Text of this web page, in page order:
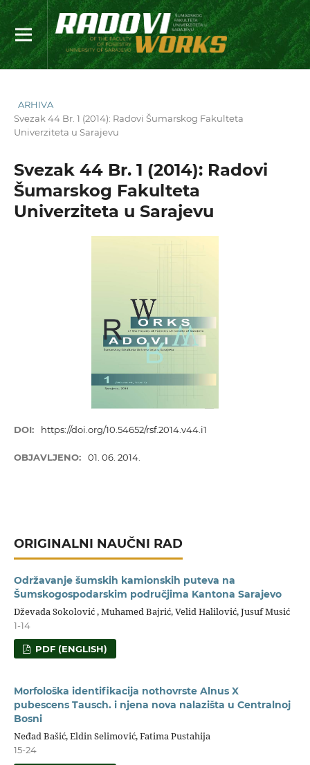
ARHIVA
Svezak 44 Br. 1 (2014): Radovi Šumarskog Fakulteta
Univerziteta u Sarajevu
Svezak 44 Br. 1 (2014): Radovi
Šumarskog Fakulteta
Univerziteta u Sarajevu
DOI: https://doi.org/10.54652/rsf.2014.v44.i1
OBJAVLJENO: 01. 06. 2014.
ORIGINALNI NAUČNI RAD
Održavanje šumskih kamionskih puteva na
Šumskogospodarskim područjima Kantona Sarajevo
Dževada Sokolović , Muhamed Bajrić, Velid Halilović, Jusuf Musić
1-14
PDF (ENGLISH)
Morfološka identifikacija nothovrste Alnus X
pubescens Tausch. i njena nova nalazišta u Centralnoj
Bosni
Neđad Bašić, Eldin Selimović, Fatima Pustahija
15-24